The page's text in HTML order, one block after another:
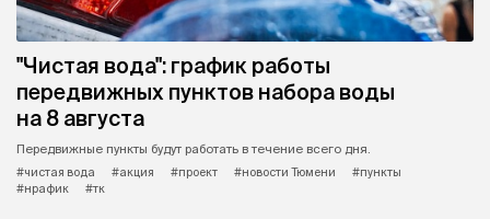
"Чистая вода": график работы
передвижных пунктов набора воды
на 8 августа
Передвижные пункты будут работать в течение всего дня.
#чистая вода
#акция #проект #новости Тюмени
#пункты
#нрафик
#тк